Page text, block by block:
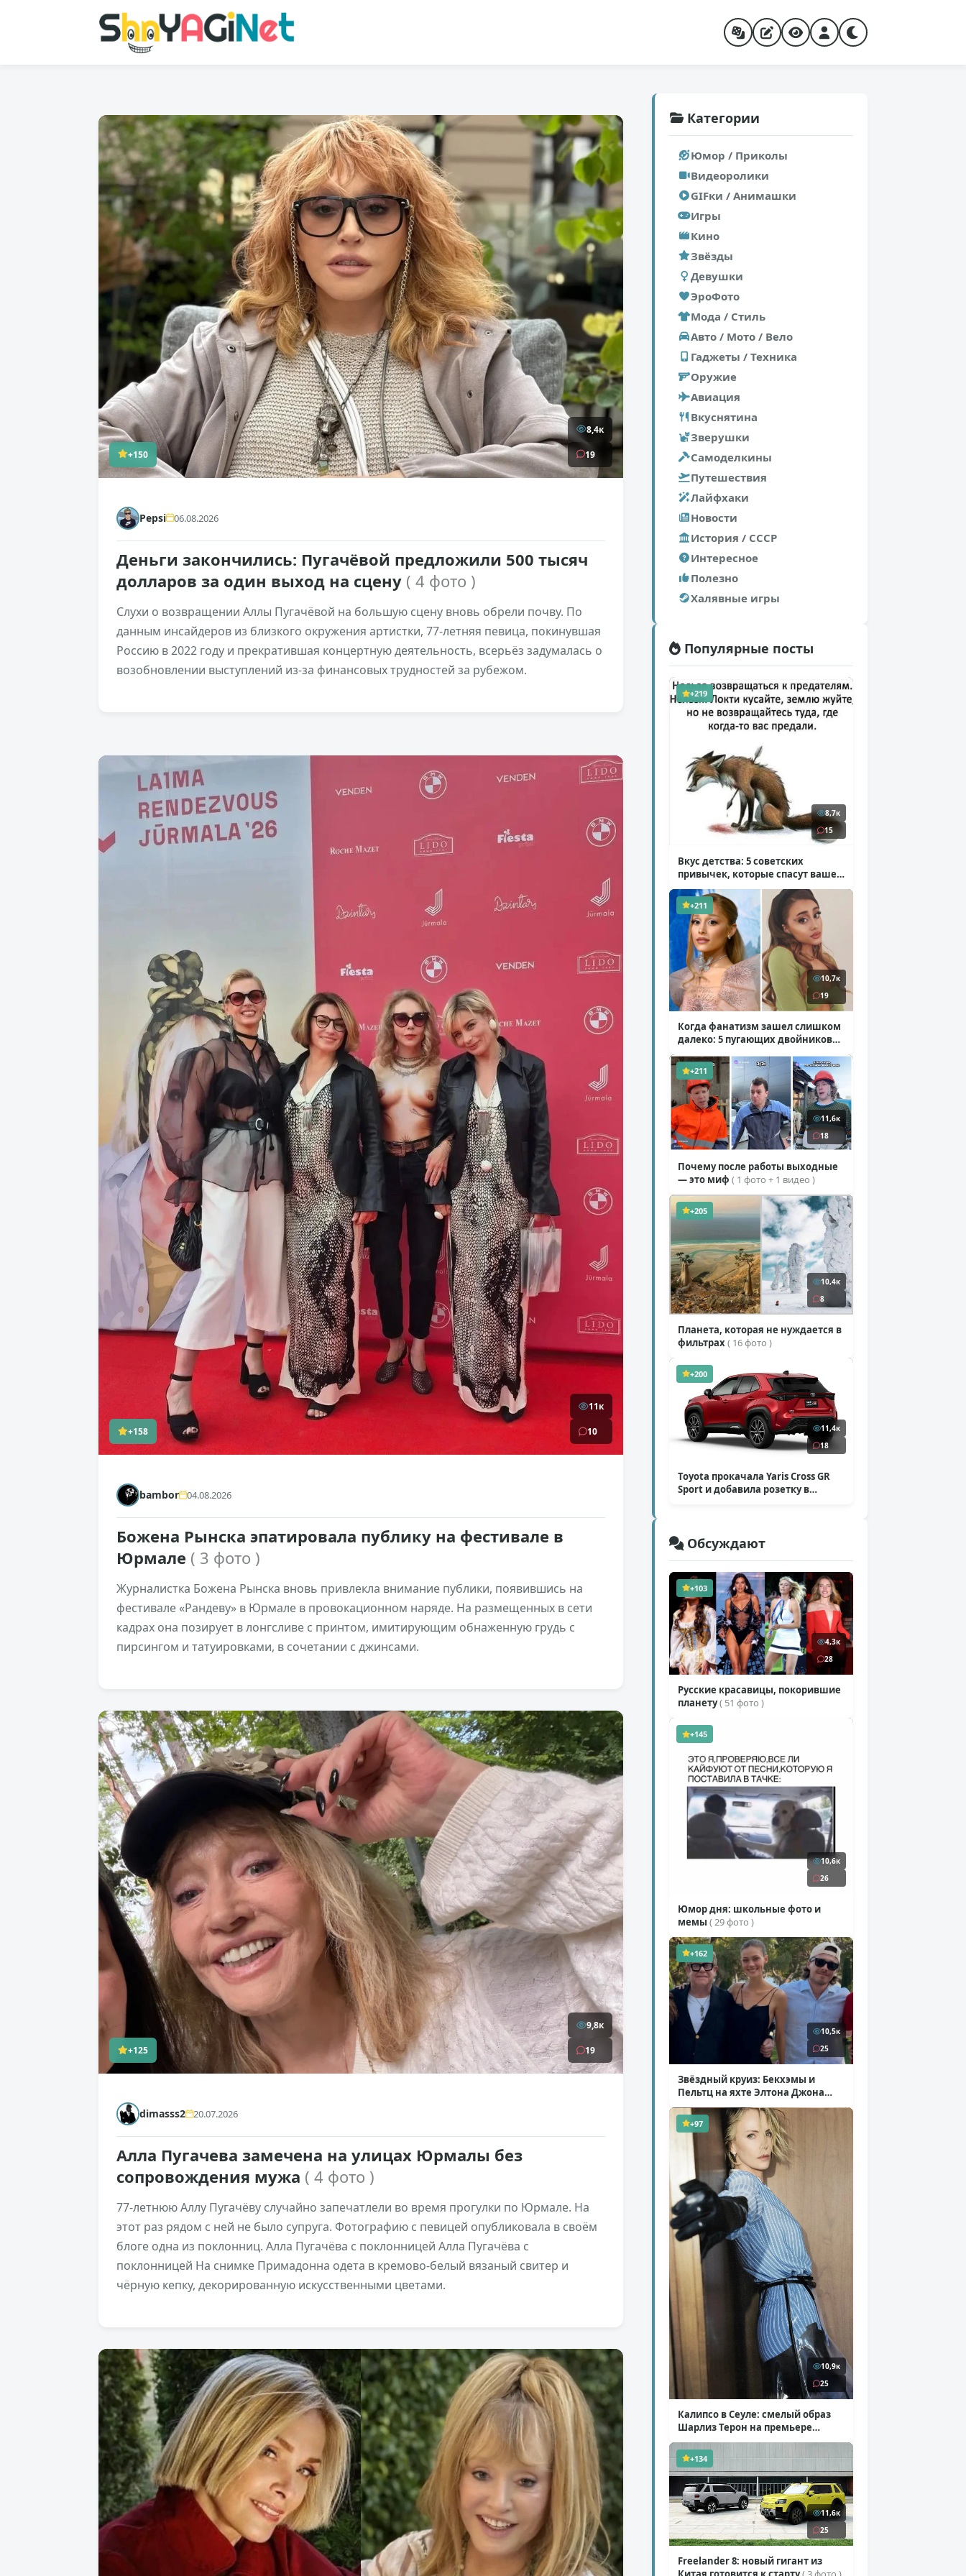
+150
8,4к
19
Pepsi 06.08.2026
Деньги закончились: Пугачёвой предложили 500 тысяч
долларов за один выход на сцену ( 4 фото )
Слухи о возвращении Аллы Пугачёвой на большую сцену вновь обрели почву. По
данным инсайдеров из близкого окружения артистки, 77-летняя певица, покинувшая
Россию в 2022 году и прекратившая концертную деятельность, всерьёз задумалась о
возобновлении выступлений из-за финансовых трудностей за рубежом.
+158
11к
10
bambor 04.08.2026
Божена Рынска эпатировала публику на фестивале в
Юрмале ( 3 фото )
Журналистка Божена Рынска вновь привлекла внимание публики, появившись на
фестивале «Рандеву» в Юрмале в провокационном наряде. На размещенных в сети
кадрах она позирует в лонгсливе с принтом, имитирующим обнаженную грудь с
пирсингом и татуировками, в сочетании с джинсами.
+125
9,8к
19
dimasss2 20.07.2026
Алла Пугачева замечена на улицах Юрмалы без
сопровождения мужа ( 4 фото )
77-летнюю Аллу Пугачёву случайно запечатлели во время прогулки по Юрмале. На
этот раз рядом с ней не было супруга. Фотографию с певицей опубликовала в своём
блоге одна из поклонниц. Алла Пугачёва с поклонницей Алла Пугачёва с
поклонницей На снимке Примадонна одета в кремово-белый вязаный свитер и
чёрную кепку, декорированную искусственными цветами.
Категории
Юмор / Приколы
Видеоролики
GIFки / Анимашки
Игры
Кино
Звёзды
Девушки
ЭроФото
Мода / Стиль
Авто / Мото / Вело
Гаджеты / Техника
Оружие
Авиация
Вкуснятина
Зверушки
Самоделкины
Путешествия
Лайфхаки
Новости
История / СССР
Интересное
Полезно
Халявные игры
Популярные посты
+219
8,7к
15
Вкус детства: 5 советских
привычек, которые спасут ваше
здоровье( 2 фото )
+211
10,7к
19
Когда фанатизм зашел слишком
далеко: 5 пугающих двойников
+211
11,6к
18
Почему после работы выходные
— это миф ( 1 фото + 1 видео )
+205
10,4к
8
Планета, которая не нуждается в
фильтрах( 16 фото )
+200
11,4к
18
Toyota прокачала Yaris Cross GR
Sport и добавила розетку в
Обсуждают
+103
4,3к
28
Русские красавицы, покорившие
планету( 51 фото )
+145
10,6к
26
Юмор дня: школьные фото и
мемы ( 29 фото )
+162
10,5к
25
Звёздный круиз: Бекхэмы и
Пельтц на яхте Элтона Джона
( 12 фото )
+97
10,9к
25
Калипсо в Сеуле: смелый образ
Шарлиз Терон на премьере
«Одиссеи»( 6 фото )
+134
11,6к
25
Freelander 8: новый гигант из